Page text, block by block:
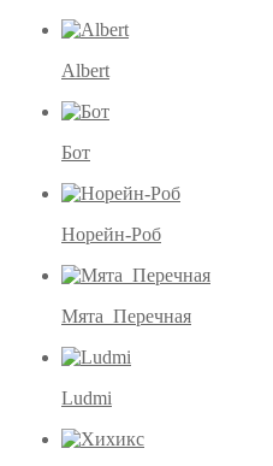
Albert
Бот
Норейн-Роб
Мята_Перечная
Ludmi